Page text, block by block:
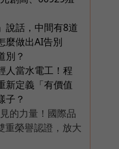
說話，中間有8道
麼做出AI告別
別？
人當水電工！程
新定義「有價值
子？
的力量！國際品
重榮譽認證，放大